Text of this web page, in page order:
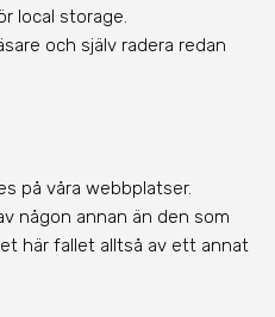
local storage.
och själv radera redan
på våra webbplatser.
någon annan än den som
här fallet alltså av ett annat